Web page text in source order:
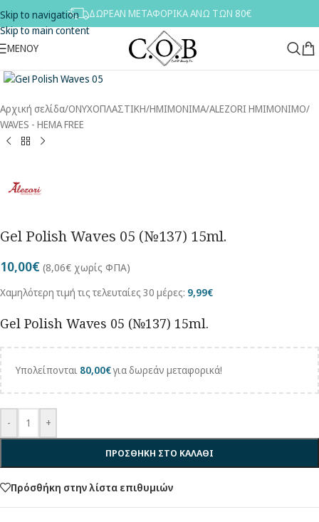
Skip to navigation
Skip to main content
ΔΩΡΕΑΝ ΜΕΤΑΦΟΡΙΚΑ ΑΝΩ ΤΩΝ 80€
ΜΕΝΟΥ
Αρχική σελίδα/ΟΝΥΧΟΠΛΑΣΤΙΚΗ/ΗΜΙΜΟΝΙΜΑ/ALEZORI ΗΜΙΜΟΝΙΜΟ/
WAVES - HEMA FREE
Gel Polish Waves 05 (№137) 15ml.
10,00€ (8,06€ χωρίς ΦΠΑ)
Χαμηλότερη τιμή τις τελευταίες 30 μέρες: 9,99€
Gel Polish Waves 05 (№137) 15ml.
Υπολείπονται 80,00€για δωρεάν μεταφορικά!
- +
ΠΡΟΣΘΗΚΗ ΣΤΟ ΚΑΛΑΘΙ
Πρόσθήκη στην λίστα επιθυμιών